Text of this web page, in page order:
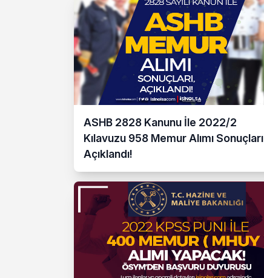
ASHB 2828 Kanunu İle 2022/2
Kılavuzu 958 Memur Alımı Sonuçları
Açıklandı!